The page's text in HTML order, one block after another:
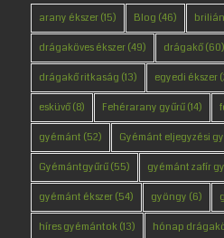
arany ékszer(15) Blog (46)
drágaköves ékszer(49) drágakő(60)
drágakő ritkaság (13) egyedi ékszer
esküvő(8) Fehérarany gyűrű(14)
gyémánt (52) Gyémánt eljegyzési
Gyémántgyűrű(55) gyémánt zafír
gyémánt ékszer(54) gyöngy (6)
híres gyémántok(13) hónap